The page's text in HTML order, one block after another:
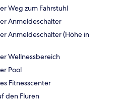
Weg zum Fahrstuhl
Anmeldeschalter
Anmeldeschalter (Höhe in
Wellnessbereich
Pool
Fitnesscenter
den Fluren